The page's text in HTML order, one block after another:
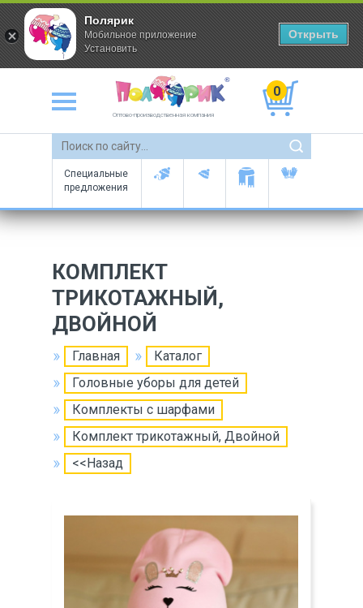
Оптово-производственная компания
0
Специальные
предложения
КОМПЛЕКТ
ТРИКОТАЖНЫЙ,
ДВОЙНОЙ
Главная
Каталог
Головные уборы для детей
Комплекты с шарфами
Комплект трикотажный, Двойной
<<Назад
Полярик
Мобильное приложение
Установить
Открыть